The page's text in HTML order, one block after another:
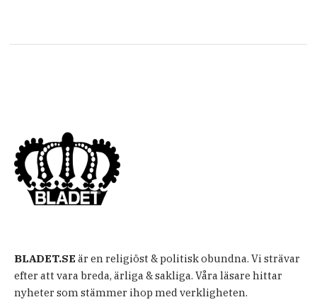
BLADET.SE är en religiöst & politisk obundna. Vi strävar
efter att vara breda, ärliga & sakliga. Våra läsare hittar
nyheter som stämmer ihop med verkligheten.